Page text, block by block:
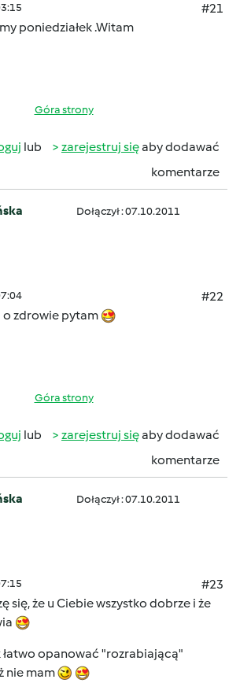
#21
poniedziałek .Witam
Góra strony
lub zarejestruj sięaby dodawać
komentarze
Dołączył : 07.10.2011
#22
o zdrowie pytam
Góra strony
lub zarejestruj sięaby dodawać
komentarze
Dołączył : 07.10.2011
#23
się, że u Ciebie wszystko dobrze i że
łatwo opanować "rozrabiającą"
nie mam